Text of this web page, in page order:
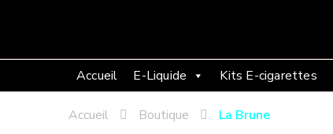
Accueil E-Liquide Kits E-cigarettes
Accueil Boutique La Brune